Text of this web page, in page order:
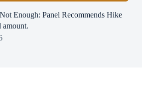
Enough: Panel Recommends Hike